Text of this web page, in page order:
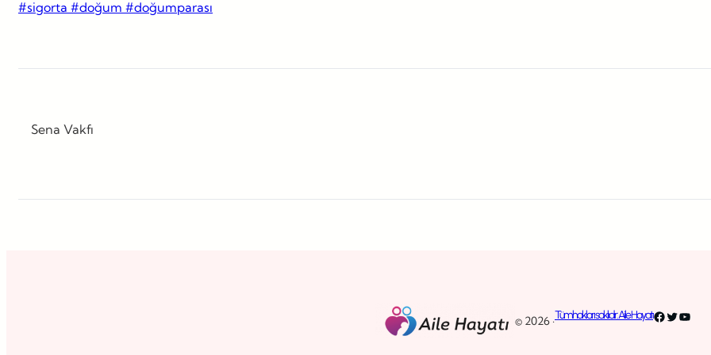
#sigorta #doğum #doğumparası
Sena Vakfı
© 2026 ·Tüm hakları saklıdır. Aile HayatıFacebook
Twitter